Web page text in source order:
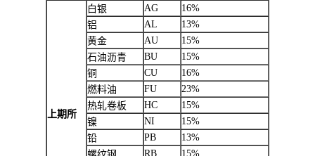
上期所
白银 AG
16%
铝
AL
13%
黄金
AU
15%
石油沥青
BU
15%
铜
CU
16%
燃料油
FU
23%
热轧卷板
HC
15%
镍
NI
15%
铅
PB
13%
RB 15%